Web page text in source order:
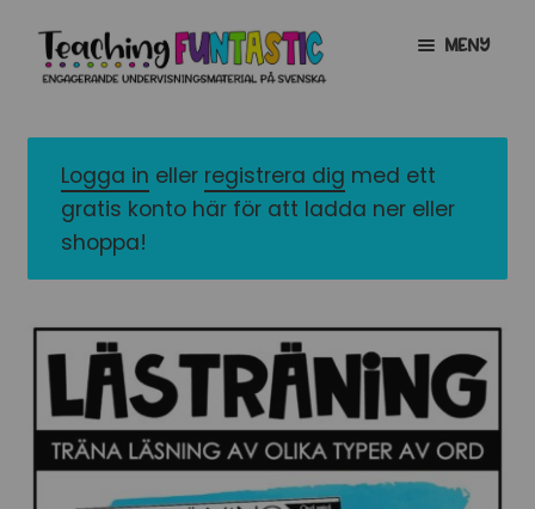
Hoppa
till
navigering
Gå
till
innehåll
MENY
MITT KONTO
GRATISMATERIAL
LICENSER
EXPANDERA
UNDERMENY
TYPSNITT
Logga in eller registrera dig med ett
gratis konto här för att ladda ner eller
shoppa!